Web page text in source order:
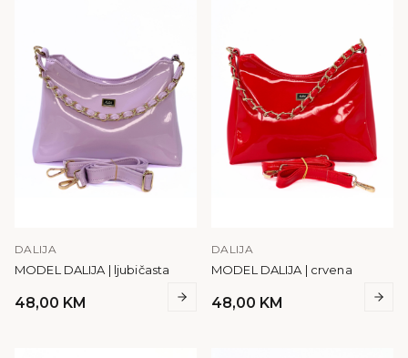
DALIJA
MODEL DALIJA | ljubičasta
48,00 KM
DALIJA
MODEL DALIJA | crvena
48,00 KM